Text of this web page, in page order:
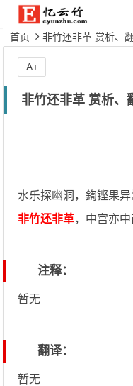
首页 非竹还非革 赏析、
非竹还非革 赏析、
水乐探幽洞，鍧铿果
非竹还非革，中宫亦
注释：
暂无
翻译：
暂无
A+